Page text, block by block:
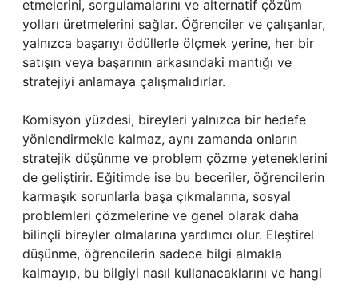
etmelerini, sorgulamalarını ve alternatif çözüm
yolları üretmelerini sağlar. Öğrenciler ve çalışanlar,
yalnızca başarıyı ödüllerle ölçmek yerine, her bir
satışın veya başarının arkasındaki mantığı ve
stratejiyi anlamaya çalışmalıdırlar.
Komisyon yüzdesi, bireyleri yalnızca bir hedefe
yönlendirmekle kalmaz, aynı zamanda onların
stratejik düşünme ve problem çözme yeteneklerini
de geliştirir. Eğitimde ise bu beceriler, öğrencilerin
karmaşık sorunlarla başa çıkmalarına, sosyal
problemleri çözmelerine ve genel olarak daha
bilinçli bireyler olmalarına yardımcı olur. Eleştirel
düşünme, öğrencilerin sadece bilgi almakla
kalmayıp, bu bilgiyi nasıl kullanacaklarını ve hangi